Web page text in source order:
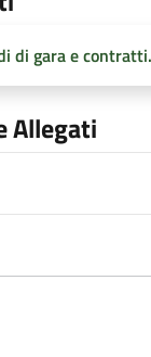
di gara e contratti.
Allegati